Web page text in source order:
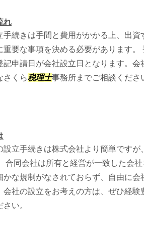
れ
続きは手間と費用がかかる上、出資
重要な事項を決める必要があります。
記申請日が会社設立日となります。
さくら税理士事務所までご相談くださ
立手続きは株式会社より簡単ですが
合同会社は所有と経営が一致した会
かな規制がなされておらず、自由に会
会社の設立をお考えの方は、ぜひ経験
い。